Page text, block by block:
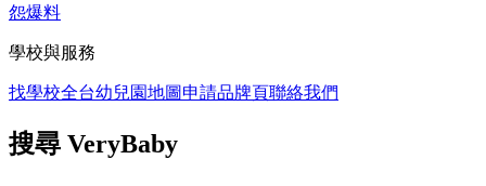
怨爆料
學校與服務
找學校全台幼兒園地圖 申請品牌頁聯絡我們
搜尋 VeryBaby